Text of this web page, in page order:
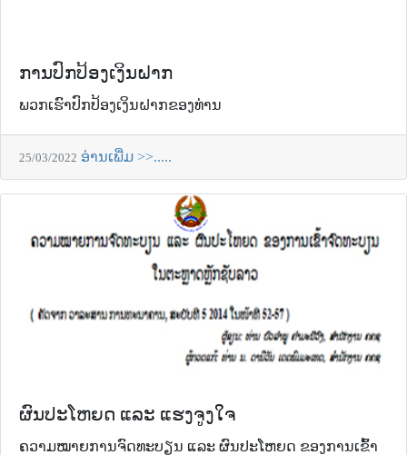
ການປົກປ້ອງເງິນຝາກ
ພວກເຮົາປົກປ້ອງເງິນຝາກຂອງທ່ານ
25/03/2022 ອ່ານເພີ່ມ >>.....
ຜົນປະໂຫຍດ ແລະ ແຮງຈູງໃຈ
ຄວາມໝາຍການຈົດທະບຽນ ແລະ ຜົນປະໂຫຍດ ຂອງການເຂົ້າ